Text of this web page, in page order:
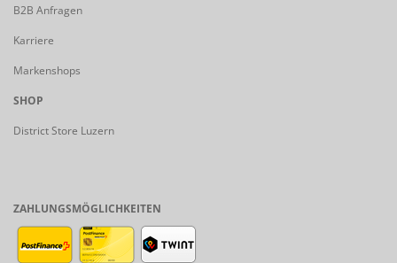
B2B Anfragen
Karriere
Markenshops
SHOP
District Store Luzern
ZAHLUNGSMÖGLICHKEITEN